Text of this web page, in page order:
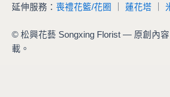
延伸服務： 喪禮花籃/花圈 蓮花塔
© 松興花藝 Songxing Florist — 原創內
載。